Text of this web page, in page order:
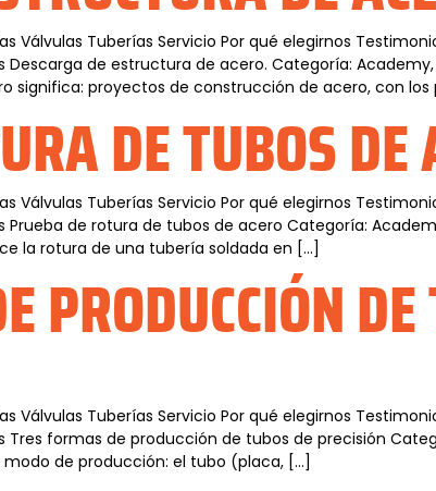
Válvulas Tuberías Servicio Por qué elegirnos
de estructura de acero. Categoría:
significa: proyectos de construcción de acero, con los
DE TUBOS DE
Válvulas Tuberías Servicio Por qué elegirnos
de rotura de tubos de acero Categoría:
la rotura de una tubería soldada en […]
PRODUCCIÓN
Válvulas Tuberías Servicio Por qué elegirnos
formas de producción de tubos de precisión
modo de producción: el tubo (placa, […]